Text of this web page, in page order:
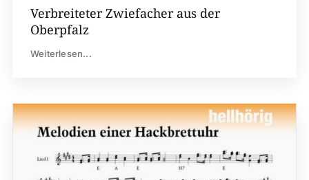
Verbreiteter Zwiefacher aus der
Oberpfalz
Weiterlesen...